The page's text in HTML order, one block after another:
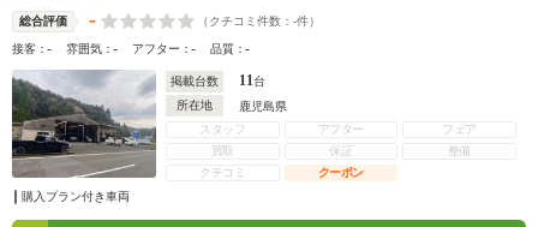
総合評価 - （クチコミ件数： -件）
接客：- 雰囲気：- アフター：- 品質：-
掲載台数 11台
所在地
鹿児島県
スタッフ
アフター
フェア
買取
保証
整備
クチコミ
クーポン
購入プラン付き車両